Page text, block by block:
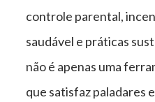
controle parental,
saudável e práticas
não é apenas uma
que satisfaz paladares